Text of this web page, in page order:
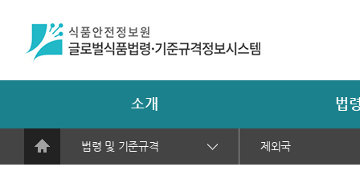
소개 법
법령 및 기준규격 제외국